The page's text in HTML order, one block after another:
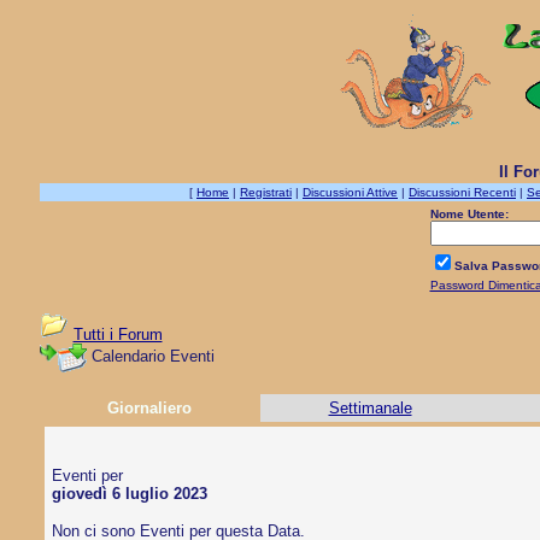
Il
[ Home | Registrati | Discussioni Attive | Discussioni Recenti |
Nome Utente:
Salva
Password
Tutti i Forum
Calendario Eventi
Giornaliero Settimanale
Eventi per
giovedì 6 luglio 2023
Non ci sono Eventi per questa Data.